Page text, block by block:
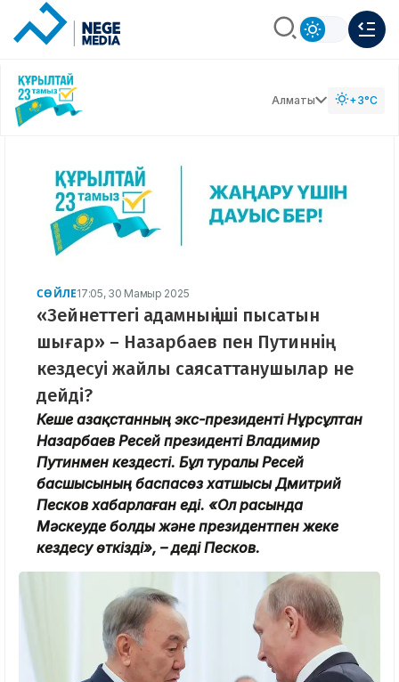
Алматы +3°C
СӨЙЛЕ17:05, 30 Мамыр 2025
«Зейнеттегі адамның іші пысатын
шығар» – Назарбаев пен Путиннің
кездесуі жайлы саясаттанушылар не
дейді?
Кеше Қазақстанның экс-президенті Нұрсұлтан
Назарбаев Ресей президенті Владимир
Путинмен кездесті. Бұл туралы Ресей
басшысының баспасөз хатшысы Дмитрий
Песков хабарлаған еді. «Ол расында
Мәскеуде болды және президентпен жеке
кездесу өткізді», – деді Песков.